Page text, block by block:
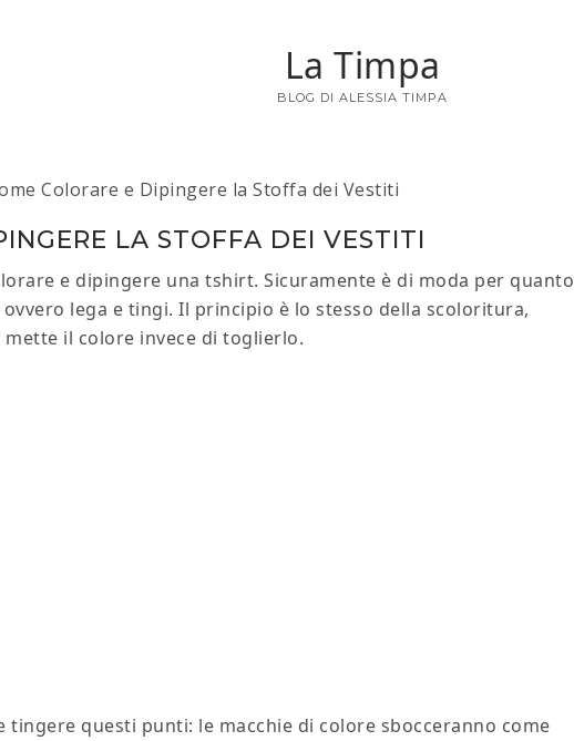
La Timpa
BLOG DI ALESSIA TIMPA
Colorare e Dipingere la Stoffa dei Vestiti
LA STOFFA DEI VESTITI
e dipingere una tshirt. Sicuramente è di moda per quanto
lega e tingi. Il principio è lo stesso della scoloritura,
il colore invece di toglierlo.
tingere questi punti: le macchie di colore sbocceranno come